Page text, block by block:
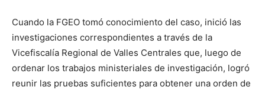
Cuando la FGEO tomó conocimiento del caso, inició las
investigaciones correspondientes a través de la
Vicefiscalía Regional de Valles Centrales que, luego de
ordenar los trabajos ministeriales de investigación, logró
reunir las pruebas suficientes para obtener una orden de